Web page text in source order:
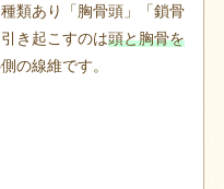
類あり「胸骨頭」「鎖骨
き起こすのは頭と胸骨を
の線維です。